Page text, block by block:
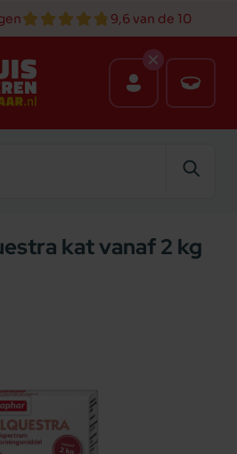
9,6 van de 10
kat vanaf 2 kg